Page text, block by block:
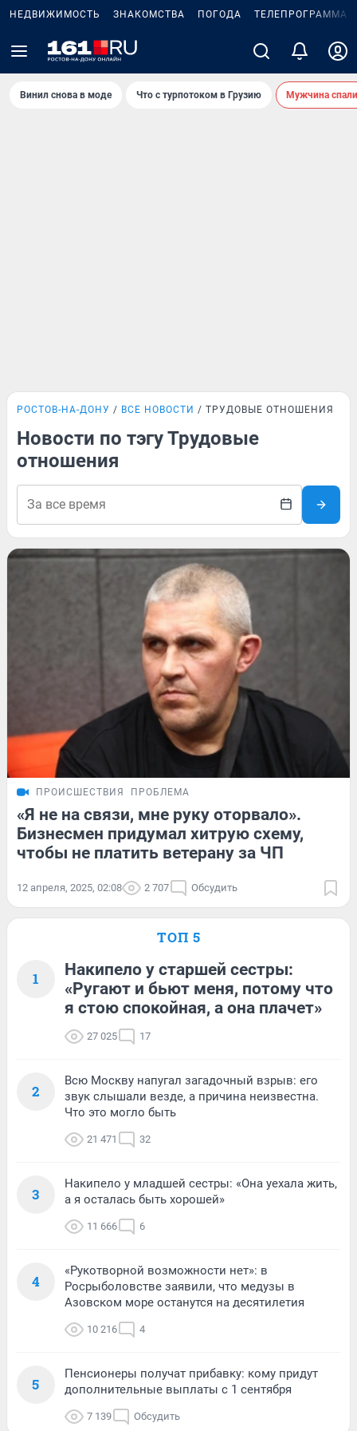
НЕДВИЖИМОСТЬ ЗНАКОМСТВА ПОГОДА ТЕЛЕПРОГРАММА
Винил снова в моде Что с турпотоком в Грузию Мужчина
РОСТОВ-НА-ДОНУ ВСЕ НОВОСТИ ТРУДОВЫЕ ОТНОШЕНИЯ
Новости по тэгу Трудовые
отношения
ПРОИСШЕСТВИЯ ПРОБЛЕМА
«Я не на связи, мне руку оторвало».
Бизнесмен придумал хитрую схему,
чтобы не платить ветерану за ЧП
12 апреля, 2025, 02:08 2 707 Обсудить
ТОП 5
1
Накипело у старшей сестры:
«Ругают и бьют меня, потому что
я стою спокойная, а она плачет»
27 025 17
2
Всю Москву напугал загадочный взрыв: его
звук слышали везде, а причина неизвестна.
Что это могло быть
21 471 32
3
Накипело у младшей сестры: «Она уехала жить,
а я осталась быть хорошей»
11 666 6
4
«Рукотворной возможности нет»: в
Росрыболовстве заявили, что медузы в
Азовском море останутся на десятилетия
10 216 4
5
Пенсионеры получат прибавку: кому придут
дополнительные выплаты с 1 сентября
7 139 Обсудить